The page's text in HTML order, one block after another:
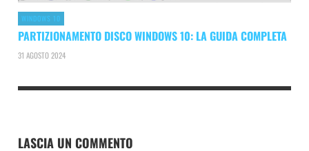
WINDOWS 10
PARTIZIONAMENTO DISCO WINDOWS 10: LA GUIDA COMPLETA
31 AGOSTO 2024
LASCIA UN COMMENTO